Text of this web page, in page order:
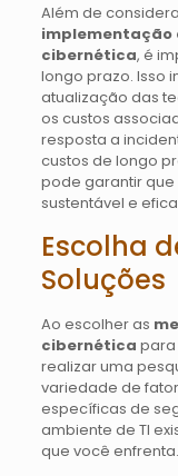
Além de
implementação
cibernética, é
longo prazo. Isso
atualização das
os custos
resposta a
custos de longo
pode garantir
sustentável e
Escolha
Soluções
Ao escolher as
cibernética para
realizar uma
variedade de
específicas de
ambiente de TI
que você enfrenta.